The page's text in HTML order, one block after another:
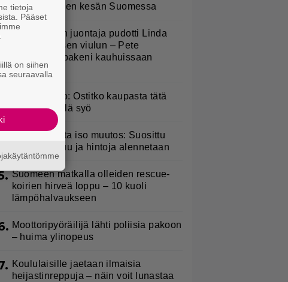
vietti unelmien kesän Suomessa
Tv-ohjelman juontaja pudotti Linda
Lampeniuksen viulun – Pete
Parkkonen pakeni kauhuissaan
paikalta
Takaisinveto: Ostitko kaupasta tätä
salaattia? Älä syö
Hesburgerilta iso muutos: Suosittu
ateria poistuu ja hintoja alennetaan
Suomeen matkalla olleiden rescue-
koirien hirveä loppu – 10 kuoli
lämpöhalvaukseen
Moottoripyöräilijä lähti poliisia pakoon
– huima ylinopeus
Koululaisille jaetaan ilmaisia
heijastinreppuja – näin voit lunastaa
tietoja
Pääset
on siihen
seuraavalla